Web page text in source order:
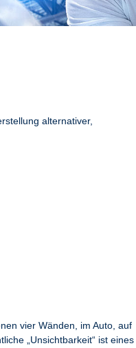
alternativer,
vier Wänden, im Auto, auf
„Unsichtbarkeit“ ist eines